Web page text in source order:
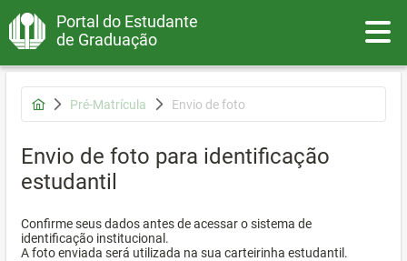
Portal do Estudante
de Graduação
Pré-Matrícula Envio de foto
Envio de foto para identificação
estudantil
Confirme seus dados antes de acessar o sistema de
identificação institucional.
A foto enviada será utilizada na sua carteirinha estudantil.